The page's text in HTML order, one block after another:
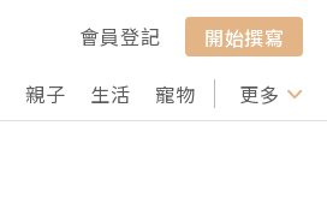
會員登記
開始撰寫
親子 生活 寵物 行山 打卡
更多